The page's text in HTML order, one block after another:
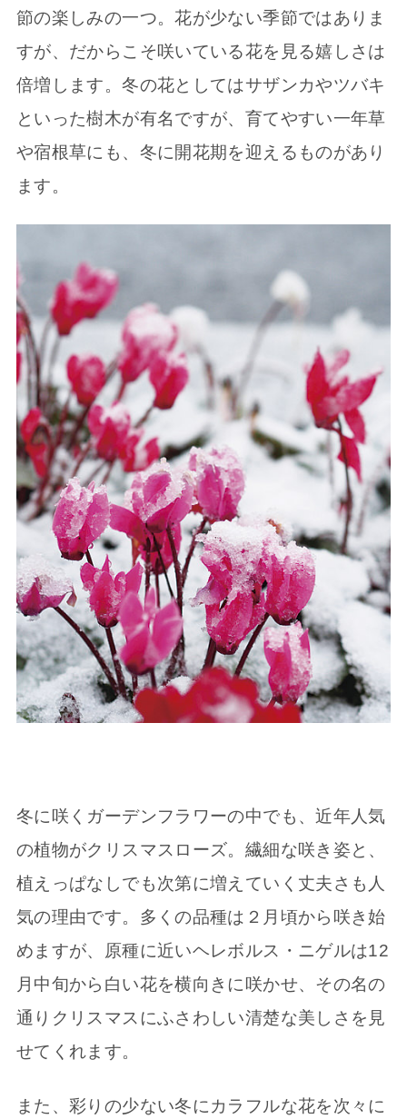
節の楽しみの一つ。花が少ない季節ではありま
すが、だからこそ咲いている花を見る嬉しさは
倍増します。冬の花としてはサザンカやツバキ
といった樹木が有名ですが、育てやすい一年草
や宿根草にも、冬に開花期を迎えるものがあり
ます。
冬に咲くガーデンフラワーの中でも、近年人気
の植物がクリスマスローズ。繊細な咲き姿と、
植えっぱなしでも次第に増えていく丈夫さも人
気の理由です。多くの品種は２月頃から咲き始
めますが、原種に近いヘレボルス・ニゲルは12
月中旬から白い花を横向きに咲かせ、その名の
通りクリスマスにふさわしい清楚な美しさを見
せてくれます。
また、彩りの少ない冬にカラフルな花を次々に